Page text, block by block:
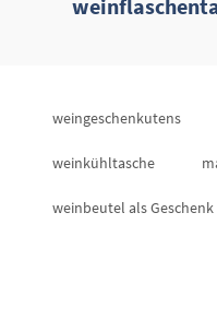
weingeschenkutens
weinkühltasche
weinbeutel als Geschenk